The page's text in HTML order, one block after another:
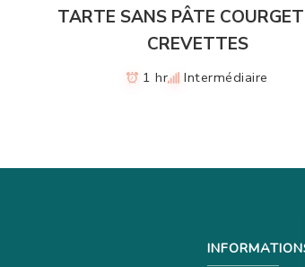
TARTE SANS PÂTE
CREVETTES
1 hr Intermédiaire